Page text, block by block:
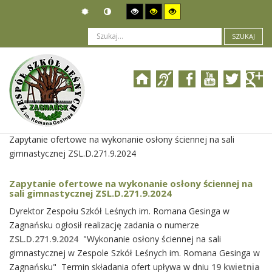
SZUKAJ
Jesteś tutaj: Zamówienia publiczne
Wszczęcie postępowania
Zapytanie ofertowe na wykonanie osłony ściennej na sali
gimnastycznej ZSL.D.271.9.2024
Zapytanie ofertowe na wykonanie osłony ściennej na
sali gimnastycznej ZSL.D.271.9.2024
Dyrektor Zespołu Szkół Leśnych im. Romana Gesinga w
Zagnańsku ogłosił realizację zadania o numerze
ZSL.D.271.9.2024 "Wykonanie osłony ściennej na sali
gimnastycznej w Zespole Szkół Leśnych im. Romana Gesinga w
Zagnańsku" Termin składania ofert upływa w dniu 19 kwietnia